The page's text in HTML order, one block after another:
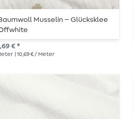
Musselin – Glücksklee
€ *
| 10,69 € / Meter